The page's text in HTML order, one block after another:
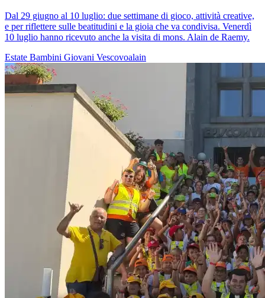
Dal 29 giugno al 10 luglio: due settimane di gioco, attività creative,
e per riflettere sulle beatitudini e la gioia che va condivisa. Venerdì
10 luglio hanno ricevuto anche la visita di mons. Alain de Raemy.
Estate Bambini Giovani Vescovoalain